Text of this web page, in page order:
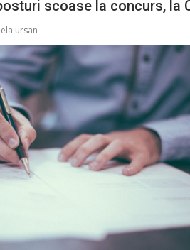
scoase la concurs, la